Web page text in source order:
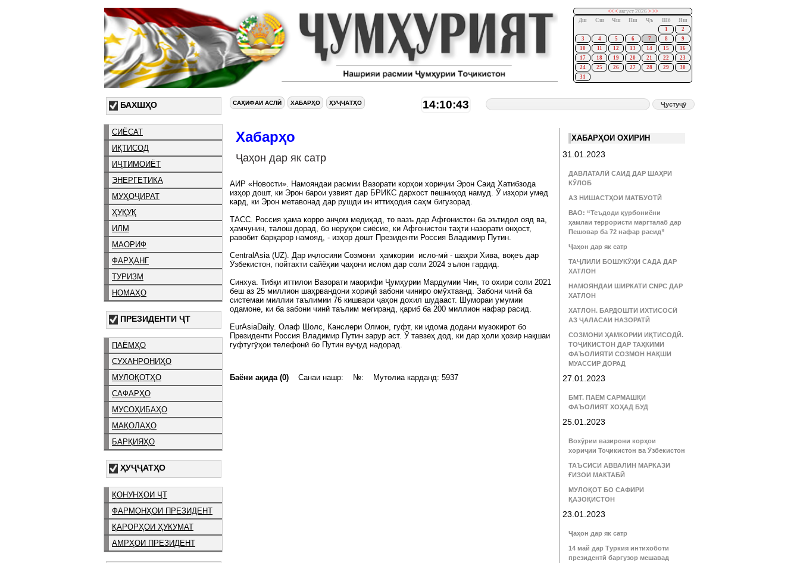
<< <август 2026 > >>
Дш
Сш Чш Пш Ҷъ Шб
Яш
1
2
3
4 5 6 7 8
9
10
11 12 13 14 15
16
17
18 19 20 21 22
23
24
25 26 27 28 29
30
31
БАХШҲО
СИЁСАТ
ИҚТИСОД
ИҶТИМОИЁТ
ЭНЕРГЕТИКА
МУҲОҶИРАТ
ҲУҚУҚ
ИЛМ
МАОРИФ
ФАРҲАНГ
ТУРИЗМ
НОМАҲО
ПРЕЗИДЕНТИ ҶТ
ПАЁМҲО
СУХАНРОНИҲО
МУЛОҚОТҲО
САФАРҲО
МУСОҲИБАҲО
МАҚОЛАҲО
БАРҚИЯҲО
ҲУҶҶАТҲО
ҚОНУНҲОИ ҶТ
ФАРМОНҲОИ ПРЕЗИДЕНТ
ҚАРОРҲОИ ҲУКУМАТ
АМРҲОИ ПРЕЗИДЕНТ
САҲИФАИ АСЛӢ ХАБАРҲО ҲУҶҶАТҲО 14:10:44
Хабарҳо
Ҷаҳон дар як сатр
АИР «Новости». Намояндаи расмии Вазорати корҳои хориҷии Эрон Саид Хатибзода
изҳор дошт, ки Эрон барои узвият дар БРИКС дархост пешниҳод намуд. Ӯ изҳори умед
кард, ки Эрон метавонад дар рушди ин иттиҳодия саҳм бигузорад.
ТАСС. Россия ҳама корро анҷом медиҳад, то вазъ дар Афғонистон ба эътидол ояд ва,
ҳамчунин, талош дорад, бо неруҳои сиёсие, ки Афғонистон таҳти назорати онҳост,
равобит барқарор намояд, - изҳор дошт Президенти Россия Владимир Путин.
CentralAsia (UZ). Дар иҷлосияи Созмони ҳамкории исло-мӣ - шаҳри Хива, воқеъ дар
Ӯзбекистон, пойтахти сайёҳии ҷаҳони ислом дар соли 2024 эълон гардид.
Синхуа. Тибқи иттилои Вазорати маорифи Ҷумҳурии Мардумии Чин, то охири соли 2021
беш аз 25 миллион шаҳрвандони хориҷӣ забони чиниро омӯхтаанд. Забони чинӣ ба
системаи миллии таълимии 76 кишвари ҷаҳон дохил шудааст. Шумораи умумии
одамоне, ки ба забони чинӣ таълим мегиранд, қариб ба 200 миллион нафар расид.
EurAsiaDaily. Олаф Шолс, Канслери Олмон, гуфт, ки идома додани музокирот бо
Президенти Россия Владимир Путин зарур аст. Ӯ тавзеҳ дод, ки дар ҳоли ҳозир нақшаи
гуфтугӯҳои телефонӣ бо Путин вуҷуд надорад.
Баёни ақида (0) Санаи нашр: №: Мутолиа карданд: 5937
ХАБАРҲОИ ОХИРИН
31.01.2023
ДАВЛАТАЛӢ САИД ДАР ШАҲРИ
КӮЛОБ
АЗ НИШАСТҲОИ МАТБУОТӢ
ВАО: “Теъдоди қурбониёни
ҳамлаи террористи маргталаб дар
Пешовар ба 72 нафар расид”
Ҷаҳон дар як сатр
ТАҶЛИЛИ БОШУКӮҲИ САДА ДАР
ХАТЛОН
НАМОЯНДАИ ШИРКАТИ CNPC ДАР
ХАТЛОН
ХАТЛОН. БАРДОШТИ ИХТИСОСӢ
АЗ ҶАЛАСАИ НАЗОРАТӢ
СОЗМОНИ ҲАМКОРИИ ИҚТИСОДӢ.
ТОҶИКИСТОН ДАР ТАҲКИМИ
ФАЪОЛИЯТИ СОЗМОН НАҚШИ
МУАССИР ДОРАД
27.01.2023
БМТ. ПАЁМ САРМАШҚИ
ФАЪОЛИЯТ ХОҲАД БУД
25.01.2023
Вохӯрии вазирони корҳои
хориҷии Тоҷикистон ва Ӯзбекистон
ТАЪСИСИ АВВАЛИН МАРКАЗИ
ҒИЗОИ МАКТАБӢ
МУЛОҚОТ БО САФИРИ
ҚАЗОҚИСТОН
23.01.2023
Ҷаҳон дар як сатр
14 май дар Туркия интихоботи
президентӣ баргузор мешавад